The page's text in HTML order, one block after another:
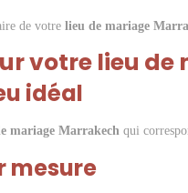
de votre lieu de mariage
votre lieu
idéal
mariage Marrakech qui
mesure